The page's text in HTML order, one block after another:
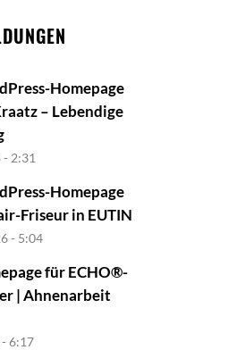
Homepage
– Lebendige
2:31
Homepage
Friseur in EUTIN
- 5:04
für ECHO®-
| Ahnenarbeit
6:17